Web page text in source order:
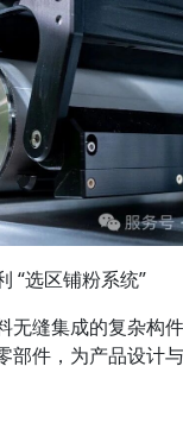
“选区铺粉系统”
缝集成的复杂构
件，为产品设计